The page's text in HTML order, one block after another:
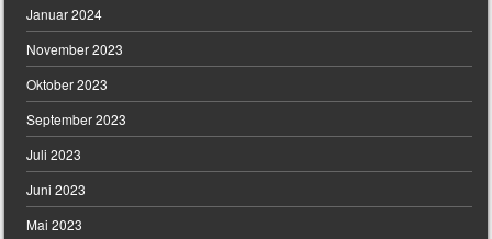
Januar 2024
November 2023
Oktober 2023
September 2023
Juli 2023
Juni 2023
Mai 2023